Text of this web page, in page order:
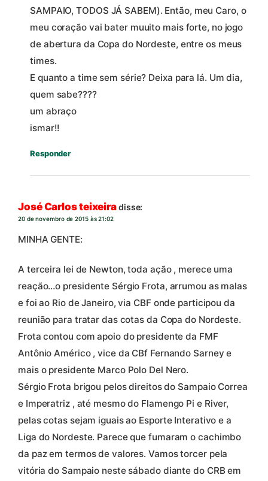
SAMPAIO, TODOS JÁ SABEM). Então, meu Caro, o
meu coração vai bater muuito mais forte, no jogo
de abertura da Copa do Nordeste, entre os meus
times.
E quanto a time sem série? Deixa para lá. Um dia,
quem sabe????
um abraço
ismar!!
Responder
José Carlos teixeiradisse:
20 de novembro de 2015 às 21:02
MINHA GENTE:
A terceira lei de Newton, toda ação , merece uma
reação…o presidente Sérgio Frota, arrumou as malas
e foi ao Rio de Janeiro, via CBF onde participou da
reunião para tratar das cotas da Copa do Nordeste.
Frota contou com apoio do presidente da FMF
Antônio Américo , vice da CBf Fernando Sarney e
mais o presidente Marco Polo Del Nero.
Sérgio Frota brigou pelos direitos do Sampaio Correa
e Imperatriz , até mesmo do Flamengo Pi e River,
pelas cotas sejam iguais ao Esporte Interativo e a
Liga do Nordeste. Parece que fumaram o cachimbo
da paz em termos de valores. Vamos torcer pela
vitória do Sampaio neste sábado diante do CRB em